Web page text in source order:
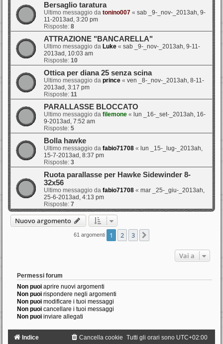
Bersaglio taratura
Ultimo messaggio da tonino007 « sab _9-_nov-_2013ah, 9-
11-2013ad, 3:20 pm
Risposte: 8
ATTRAZIONE "BANCARELLA"
Ultimo messaggio da Luke « sab _9-_nov-_2013ah, 9-11-
2013ad, 10:03 am
Risposte: 10
Ottica per diana 25 senza scina
Ultimo messaggio da prince « ven _8-_nov-_2013ah, 8-11-
2013ad, 3:17 pm
Risposte: 11
PARALLASSE BLOCCATO
Ultimo messaggio da filemone « lun _16-_set-_2013ah, 16-
9-2013ad, 7:52 am
Risposte: 5
Bolla hawke
Ultimo messaggio da fabio71708 « lun _15-_lug-_2013ah,
15-7-2013ad, 8:37 pm
Risposte: 3
Ruota parallasse per Hawke Sidewinder 8-
32x56
Ultimo messaggio da fabio71708 « mar _25-_giu-_2013ah,
25-6-2013ad, 4:13 pm
Risposte: 7
Nuovo argomento
61 argomenti 1 2 3
Vai a
Permessi forum
Non puoi aprire nuovi argomenti
Non puoi rispondere negli argomenti
Non puoi modificare i tuoi messaggi
Non puoi cancellare i tuoi messaggi
Non puoi inviare allegati
Indice Tutti gli orari sono UTC+02:00
Cancella cookie